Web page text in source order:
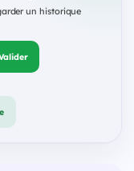
un historique